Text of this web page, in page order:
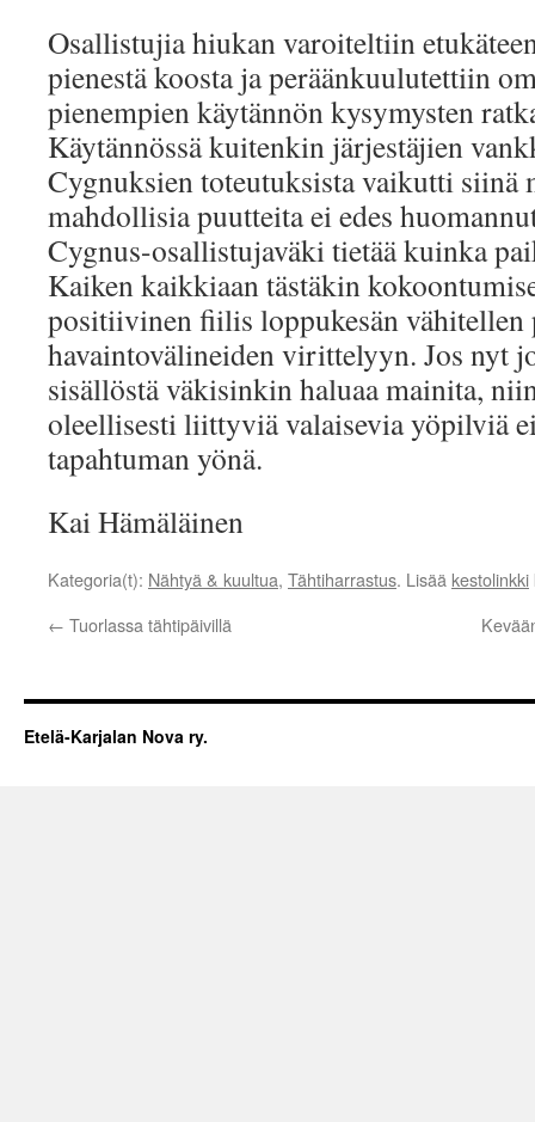
Osallistujia hiukan varoiteltiin
pienestä koosta ja peräänkuulutettiin
pienempien käytännön kysymysten
Käytännössä kuitenkin järjestäjien
Cygnuksien toteutuksista vaikutti siinä
mahdollisia puutteita ei edes
Cygnus-osallistujaväki tietää kuinka
Kaiken kaikkiaan tästäkin
positiivinen fiilis loppukesän
havaintovälineiden virittelyyn. Jos nyt
sisällöstä väkisinkin haluaa mainita,
oleellisesti liittyviä valaisevia yöpilviä
tapahtuman yönä.
Kai Hämäläinen
Kategoria(t): Nähtyä & kuultua, Tähtiharrastus. Lisää kestolinkki
← Tuorlassa tähtipäivillä
Etelä-Karjalan Nova ry.